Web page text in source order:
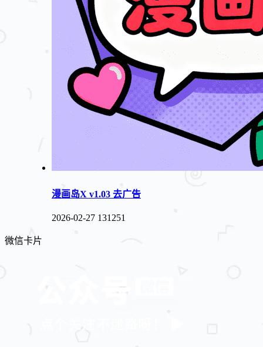
漫画岛X v1.03 去广告
2026-02-27 131251
微信卡片